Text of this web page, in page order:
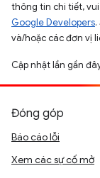
thông tin chi tiết,
Google Developers
và/hoặc các đơn vị
Cập nhật lần gần
Đóng góp
Báo cáo lỗi
Xem các sự cố mở